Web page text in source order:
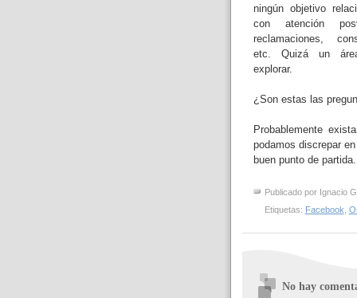
ningún objetivo
con atención
reclamaciones,
etc. Quizá un
explorar.
¿Son estas las
Probablemente
podamos discrepar
buen punto de partida.
Publicado por Ignacio
Etiquetas: Facebook
No hay